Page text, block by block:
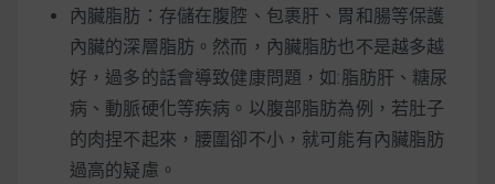
內臟脂肪：存儲在腹腔、包裹肝、胃和腸等保護
內臟的深層脂肪。然而，內臟脂肪也不是越多越
好，過多的話會導致健康問題，如:脂肪肝、糖尿
病、動脈硬化等疾病。以腹部脂肪為例，若肚子
的肉捏不起來，腰圍卻不小，就可能有內臟脂肪
過高的疑慮。